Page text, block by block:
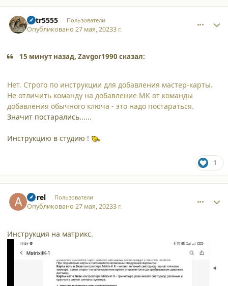
petr5555 Пользователи
Опубликовано27 мая, 20233 г.
15 минут назад, Zavgor1990 сказал:
Нет. Строго по инструкции для добавления мастер-карты.
Не отличить команду на добавление МК от команды
добавления обычного ключа - это надо постараться.
Значит постарались......
Инструкцию в студию !
1
Aprel Пользователи
Опубликовано27 мая, 20233 г.
Инструкция на матрикс.